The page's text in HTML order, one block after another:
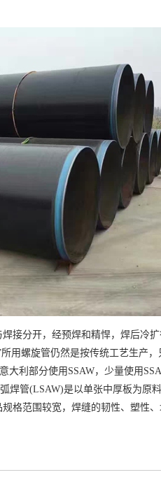
接分开，经预焊和精悍，焊后冷
用螺旋管仍然是按传统工艺生产
大利部分使用SSAW，少量使用
焊管(LSAW)是以单张中厚板为原
格范围较宽，焊缝的韧性、塑性